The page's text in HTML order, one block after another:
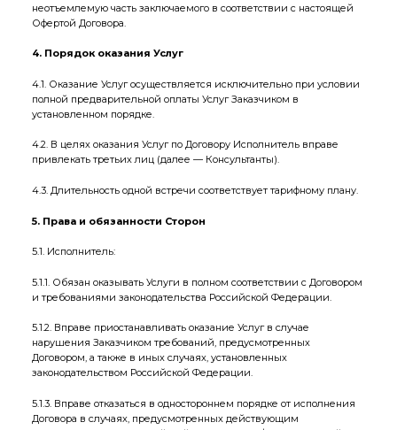
неотъемлемую часть заключаемого в соответствии с настоящей
Офертой Договора.
4. Порядок оказания Услуг
4.1. Оказание Услуг осуществляется исключительно при условии
полной предварительной оплаты Услуг Заказчиком в
установленном порядке.
4.2. В целях оказания Услуг по Договору Исполнитель вправе
привлекать третьих лиц (далее — Консультанты).
4.3. Длительность одной встречи соответствует тарифному плану.
5. Права и обязанности Сторон
5.1. Исполнитель:
5.1.1. Обязан оказывать Услуги в полном соответствии с Договором
и требованиями законодательства Российской Федерации.
5.1.2. Вправе приостанавливать оказание Услуг в случае
нарушения Заказчиком требований, предусмотренных
Договором, а также в иных случаях, установленных
законодательством Российской Федерации.
5.1.3. Вправе отказаться в одностороннем порядке от исполнения
Договора в случаях, предусмотренных действующим